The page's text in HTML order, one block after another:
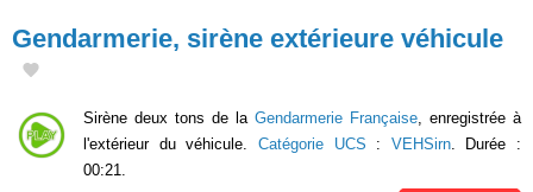
Gendarmerie, sirène extérieure véhicule
Sirène deux tons de la Gendarmerie Française, enregistrée à
l'extérieur du véhicule. Catégorie UCS : VEHSirn. Durée :
00:21.